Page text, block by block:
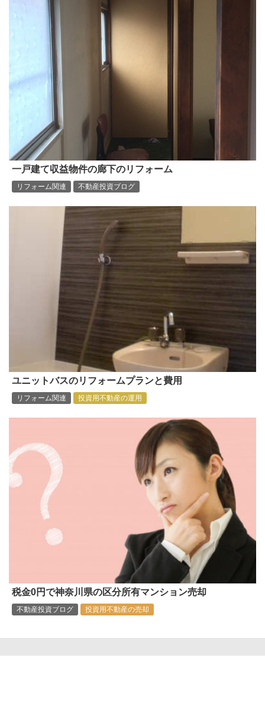
一戸建て収益物件の廊下のリフォーム
リフォーム関連 不動産投資ブログ
ユニットバスのリフォームプランと費用
リフォーム関連 投資用不動産の運用
税金0円で神奈川県の区分所有マンション売却
不動産投資ブログ 投資用不動産の売却